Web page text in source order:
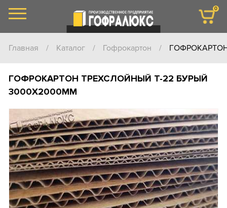
Главная / Каталог / Гофрокартон /
ГОФРОКАРТОН ТРЕХСЛОЙНЫЙ Т-22 БУРЫЙ
3000Х2000ММ